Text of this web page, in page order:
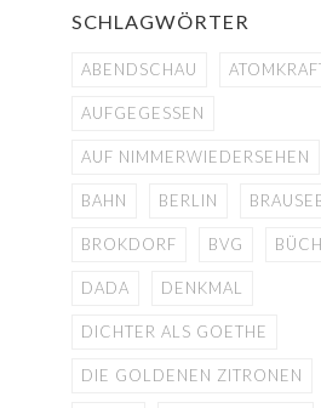
SCHLAGWÖRTER
ABENDSCHAU
AUFGEGESSEN
AUF NIMMERWIEDERSEHEN
BAHN BERLIN
BROKDORF BVG
DADA DENKMAL
DICHTER ALS GOETHE
DIE GOLDENEN ZITRONEN